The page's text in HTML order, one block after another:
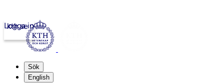
kth.se
Logga in
Sök
English